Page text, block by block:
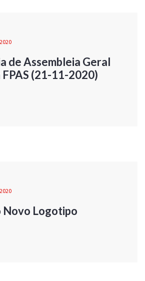
de Assembleia Geral
(21-11-2020)
Novo Logotipo